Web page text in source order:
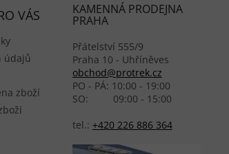
VÁS
údajů
zboží
KAMENNÁ PRODEJNA
PRAHA
Přátelství 555/9
Praha 10 - Uhříněves
obchod@protrek.cz
PO - PÁ: 10:00 - 19:00
SO: 09:00 - 15:00
tel.: +420 226 886 364